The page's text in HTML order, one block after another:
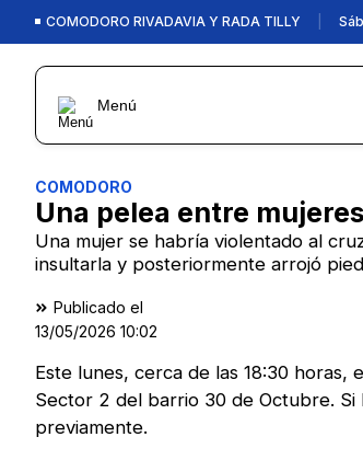
COMODORO RIVADAVIA Y RADA TILLY
Menú
COMODORO
Una pelea entre
Una mujer se habría violentado al
insultarla y posteriormente arrojó
Publicado el
13/05/2026 10:02
Este lunes, cerca de las 18:30
Sector 2 del barrio 30 de Octubre.
previamente.